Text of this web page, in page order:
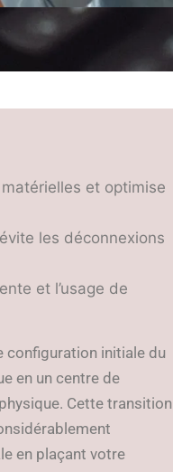
et optimise
les déconnexions
et l’usage de
configuration initiale du
en un centre de
Cette transition
en plaçant votre